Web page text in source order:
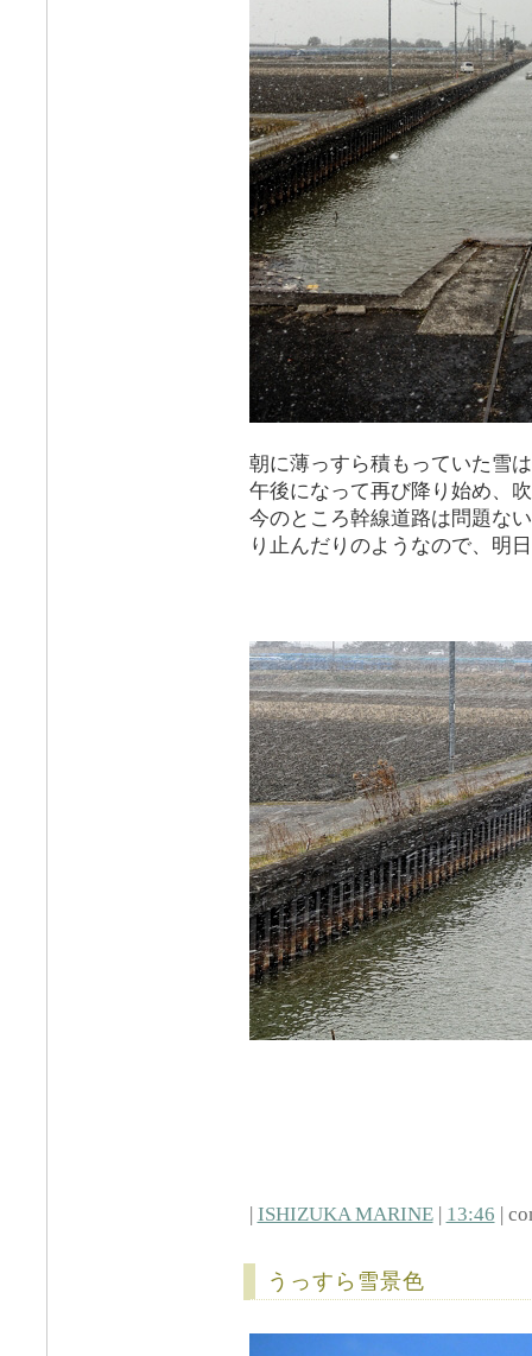
朝に薄っすら積もっていた雪
午後になって再び降り始め、
今のところ幹線道路は問題な
り止んだりのようなので、明
| ISHIZUKA MARINE| 13:46 |
うっすら雪景色